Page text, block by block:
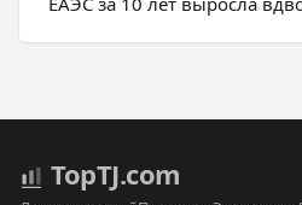
TopTJ.com